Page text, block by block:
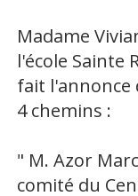
Madame
l'école Sainte
fait l'annonce
4 chemins :
" M. Azor
comité du